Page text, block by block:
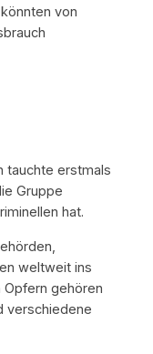
von
tauchte erstmals
Gruppe
hat.
weltweit ins
Opfern gehören
verschiedene